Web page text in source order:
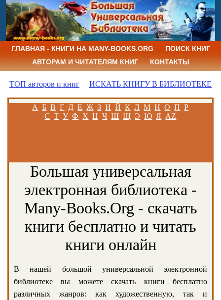
ГЛАВНАЯ - КНИГИ НА MANY-BOOKS.ORG
ПОИСК КНИГ
АВТОРАМ И ЧИТАТЕЛЯМ КНИГ
КОНТАКТЫ
ТОП авторов и книг ИСКАТЬ КНИГУ В БИБЛИОТЕКЕ
А Б В Г Д Е Ж З И Й К Л М Н О П Р
С Т У Ф Х Ц Ч Ш Щ Э Ю Я AZ
Большая универсальная
электронная библиотека -
Many-Books.Org - скачать
книги бесплатно и читать
книги онлайн
В нашей большой универсальной электронной
библиотеке вы можете скачать книги бесплатно
различных жанров: как художественную, так и